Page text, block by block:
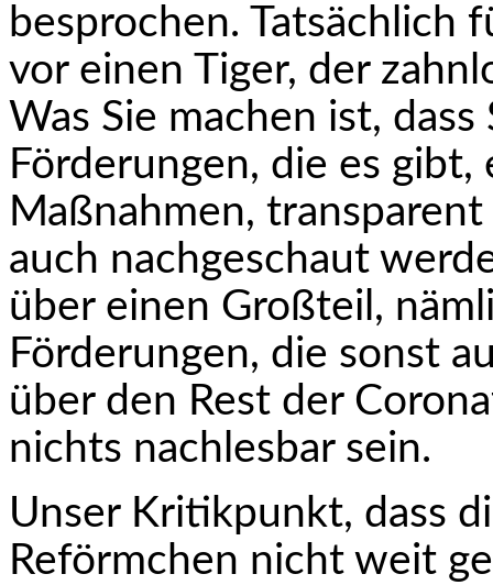
besprochen. Tatsächlich
vor einen Tiger, der
Was Sie machen ist,
Förderungen, die es
Maßnahmen,
auch nachgeschaut
über einen Großteil,
Förderungen, die sonst
über den Rest der
nichts nachlesbar sein.
Unser Kritikpunkt, dass
Reförmchen nicht weit